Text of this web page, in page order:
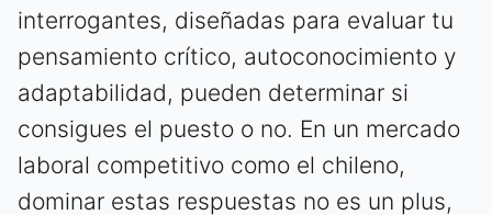
interrogantes, diseñadas para evaluar tu
pensamiento crítico, autoconocimiento y
adaptabilidad, pueden determinar si
consigues el puesto o no. En un mercado
laboral competitivo como el chileno,
dominar estas respuestas no es un plus,